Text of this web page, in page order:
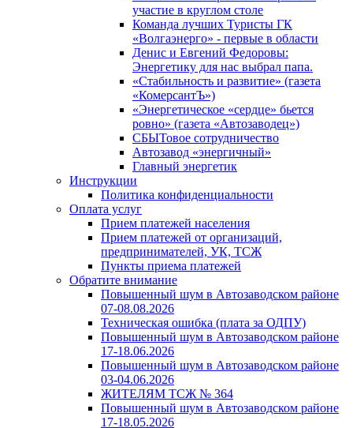
участие в круглом столе
Команда лучших Туристы ГК
«Волгаэнерго» - первые в области
Денис и Евгений Федоровы:
Энергетику для нас выбрал папа.
«Стабильность и развитие» (газета
«КомерсантЪ»)
«Энергетическое «сердце» бьется
ровно» (газета «Автозаводец»)
СБЫТовое сотрудничество
Автозавод «энергичный»
Главный энергетик
Инструкции
Политика конфиденциальности
Оплата услуг
Прием платежей населения
Прием платежей от организаций,
предпринимателей, УК, ТСЖ
Пункты приема платежей
Обратите внимание
Повышенный шум в Автозаводском районе
07-08.08.2026
Техническая ошибка (плата за ОДПУ)
Повышенный шум в Автозаводском районе
17-18.06.2026
Повышенный шум в Автозаводском районе
03-04.06.2026
ЖИТЕЛЯМ ТСЖ № 364
Повышенный шум в Автозаводском районе
17-18.05.2026